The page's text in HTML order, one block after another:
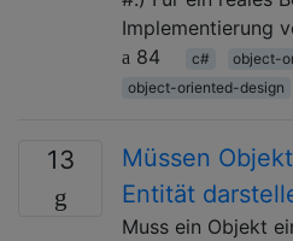
Implementierung
84
c#
object-
object-oriented-design
13
Müssen
Entität
Muss ein Objekt